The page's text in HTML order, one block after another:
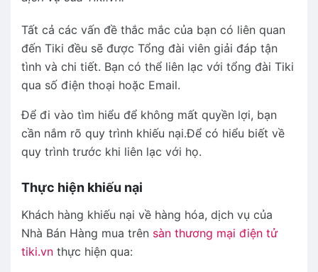
Tất cả các vấn đề thắc mắc của bạn có liên quan
đến Tiki đều sẽ được Tổng đài viên giải đáp tận
tình và chi tiết. Bạn có thể liên lạc với tổng đài Tiki
qua số điện thoại hoặc Email.
Để đi vào tìm hiểu để không mất quyền lợi, bạn
cần nắm rõ quy trình khiếu nại.Để có hiểu biết về
quy trình trước khi liên lạc với họ.
Thực hiện khiếu nại
Khách hàng khiếu nại về hàng hóa, dịch vụ của
Nhà Bán Hàng mua trên sàn thương mại điện tử
tiki.vn thực hiện qua: